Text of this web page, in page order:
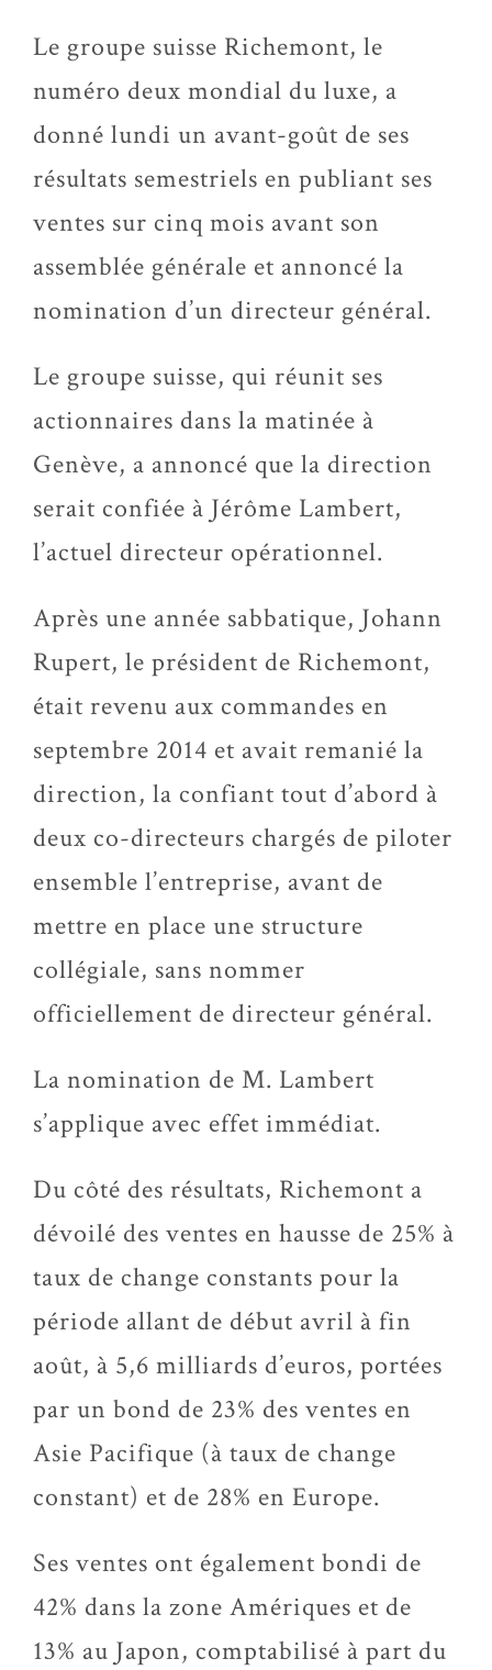
Le groupe suisse Richemont, le
numéro deux mondial du luxe, a
donné lundi un avant-goût de ses
résultats semestriels en publiant ses
ventes sur cinq mois avant son
assemblée générale et annoncé la
nomination d’un directeur général.
Le groupe suisse, qui réunit ses
actionnaires dans la matinée à
Genève, a annoncé que la direction
serait confiée à Jérôme Lambert,
l’actuel directeur opérationnel.
Après une année sabbatique, Johann
Rupert, le président de Richemont,
était revenu aux commandes en
septembre 2014 et avait remanié la
direction, la confiant tout d’abord à
deux co-directeurs chargés de piloter
ensemble l’entreprise, avant de
mettre en place une structure
collégiale, sans nommer
officiellement de directeur général.
La nomination de M. Lambert
s’applique avec effet immédiat.
Du côté des résultats, Richemont a
dévoilé des ventes en hausse de 25% à
taux de change constants pour la
période allant de début avril à fin
août, à 5,6 milliards d’euros, portées
par un bond de 23% des ventes en
Asie Pacifique (à taux de change
constant) et de 28% en Europe.
Ses ventes ont également bondi de
42% dans la zone Amériques et de
13% au Japon, comptabilisé à part du